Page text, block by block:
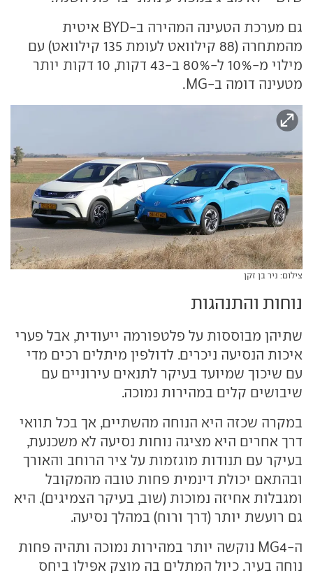
גם מערכת הטעינה המהירה ב-BYD איטית
מהמתחרה (88 קילוואט לעומת 135 קילוואט) עם
מילוי מ-10% ל-80% ב-43 דקות, 10 דקות יותר
מטעינה דומה ב-MG.
צילום: ניר בן זקן
נוחות והתנהגות
שתיהן מבוססות על פלטפורמה ייעודית, אבל פערי
איכות הנסיעה ניכרים. לדולפין מיתלים רכים מדי
עם שיכוך שמיועד בעיקר לתנאים עירוניים עם
שיבושים קלים במהירות נמוכה.
במקרה שכזה היא הנוחה מהשתיים, אך בכל תוואי
דרך אחרים היא מציגה נוחות נסיעה לא משכנעת,
בעיקר עם תנודות מוגזמות על ציר הרוחב והאורך
ובהתאם יכולת דינמית פחות טובה מהמקובל
ומגבלות אחיזה נמוכות (שוב, בעיקר הצמיגים). היא
גם רועשת יותר (דרך ורוח) במהלך נסיעה.
ה-MG4 נוקשה יותר במהירות נמוכה ותהיה פחות
נוחה בעיר. כיול המתלים בה מוצק אפילו ביחס